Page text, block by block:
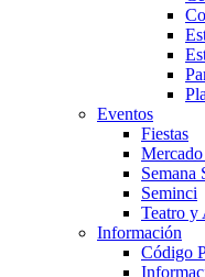
Eventos
Fiestas
Semana
Seminci
Teatro y
Información
Código